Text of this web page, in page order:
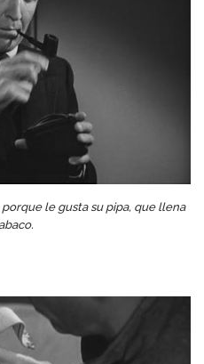
le gusta su pipa, que llena